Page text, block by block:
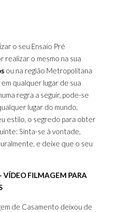
o seu Ensaio Pré
realizar o mesmo na sua
ou na região Metropolitana
qualquer lugar de sua
regra a seguir, pode-se
lugar do mundo,
estilo, o segredo para obter
Sinta-se à vontade,
e deixe que o seu
FILMAGEM PARA
de Casamento deixou de